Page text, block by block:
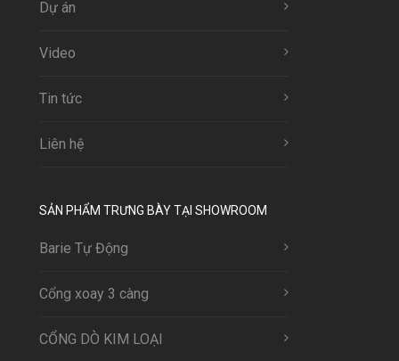
Dự án
Video
Tin tức
Liên hệ
SẢN PHẨM TRƯNG BÀY TẠI SHOWROOM
Barie Tự Động
Cổng xoay 3 càng
CỔNG DÒ KIM LOẠI